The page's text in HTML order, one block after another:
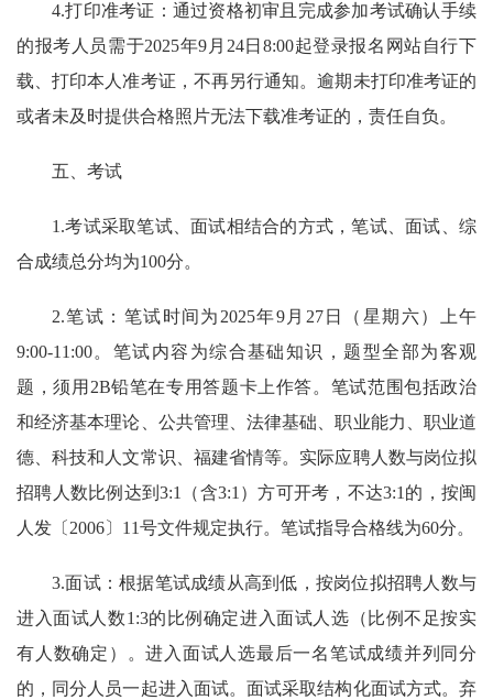
4.打印准考证：通过资格初审且完成参加考试确认手续
的报考人员需于2025年9月24日8:00起登录报名网站自行下
载、打印本人准考证，不再另行通知。逾期未打印准考证的
或者未及时提供合格照片无法下载准考证的，责任自负。
五、考试
1.考试采取笔试、面试相结合的方式，笔试、面试、综
合成绩总分均为100分。
2.笔试：笔试时间为2025年9月27日（星期六）上午
9:00-11:00。笔试内容为综合基础知识，题型全部为客观
题，须用2B铅笔在专用答题卡上作答。笔试范围包括政治
和经济基本理论、公共管理、法律基础、职业能力、职业道
德、科技和人文常识、福建省情等。实际应聘人数与岗位拟
招聘人数比例达到3:1（含3:1）方可开考，不达3:1的，按闽
人发〔2006〕11号文件规定执行。笔试指导合格线为60分。
3.面试：根据笔试成绩从高到低，按岗位拟招聘人数与
进入面试人数1:3的比例确定进入面试人选（比例不足按实
有人数确定）。进入面试人选最后一名笔试成绩并列同分
的，同分人员一起进入面试。面试采取结构化面试方式。弃